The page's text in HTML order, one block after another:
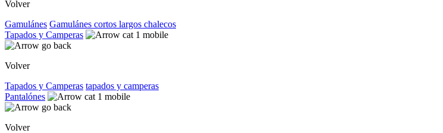
Volver
Gamulánes Gamulánes cortos largos chalecos
Tapados y Camperas
Volver
Tapados y Camperas tapados y camperas
Pantalónes
Volver